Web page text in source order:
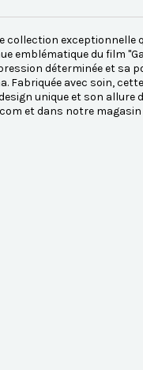
collection
emblématique du film
déterminée et sa
Fabriquée avec soin,
unique et son
et dans notre magasin